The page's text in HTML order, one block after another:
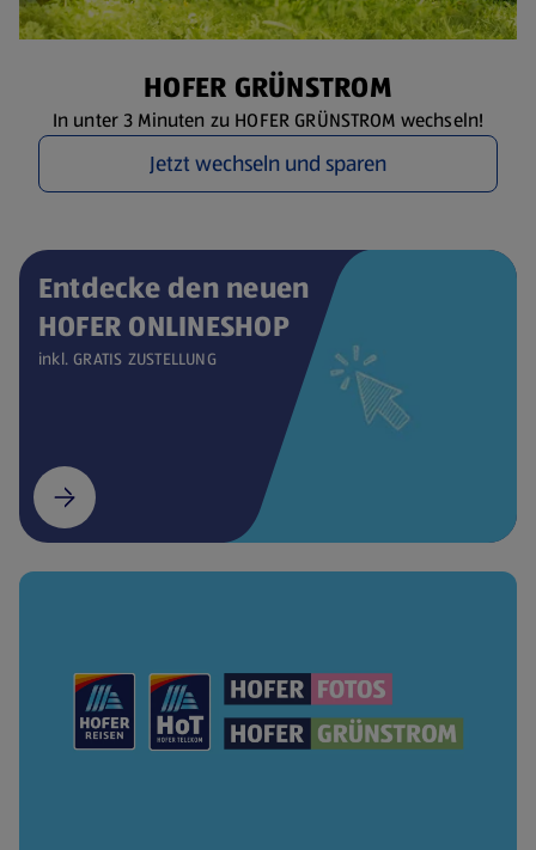
HOFER GRÜNSTROM
In unter 3 Minuten zu HOFER GRÜNSTROM wechseln!
Jetzt wechseln und sparen
Entdecke den neuen
HOFER ONLINESHOP
inkl. GRATIS ZUSTELLUNG
(öffnet in einem neuen Tab)